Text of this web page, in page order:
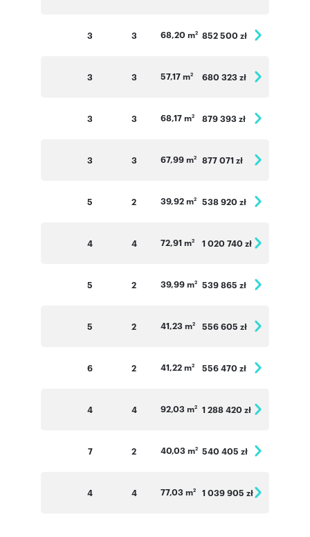
3 3 68,20 m2 852 500 zł
3 3 57,17 m2 680 323 zł
3 3 68,17 m2 879 393 zł
3 3 67,99 m2 877 071 zł
5 2 39,92 m2 538 920 zł
4 4 72,91 m2 1 020 740 zł
5 2 39,99 m2 539 865 zł
5 2 41,23 m2 556 605 zł
6 2 41,22 m2 556 470 zł
4 4 92,03 m2 1 288 420 zł
7 2 40,03 m2 540 405 zł
4 4 77,03 m2 1 039 905 zł